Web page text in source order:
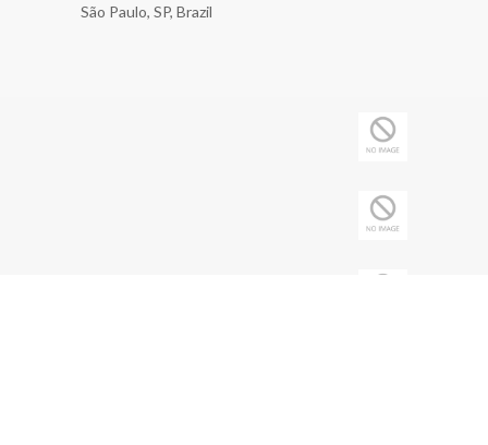
São Paulo, SP, Brazil